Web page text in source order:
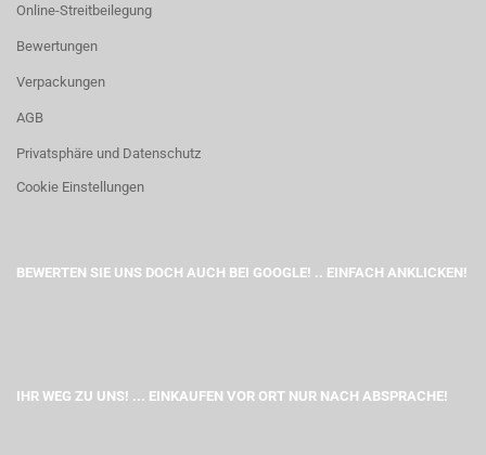
Online-Streitbeilegung
Bewertungen
Verpackungen
AGB
Privatsphäre und Datenschutz
Cookie Einstellungen
BEWERTEN SIE UNS DOCH AUCH BEI GOOGLE! .. EINFACH ANKLICKEN!
IHR WEG ZU UNS! ... EINKAUFEN VOR ORT NUR NACH ABSPRACHE!